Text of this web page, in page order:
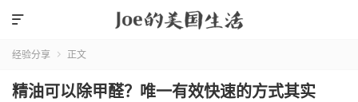

经验分享  正文
精油可以除甲醛？唯一有效快速的方式其实